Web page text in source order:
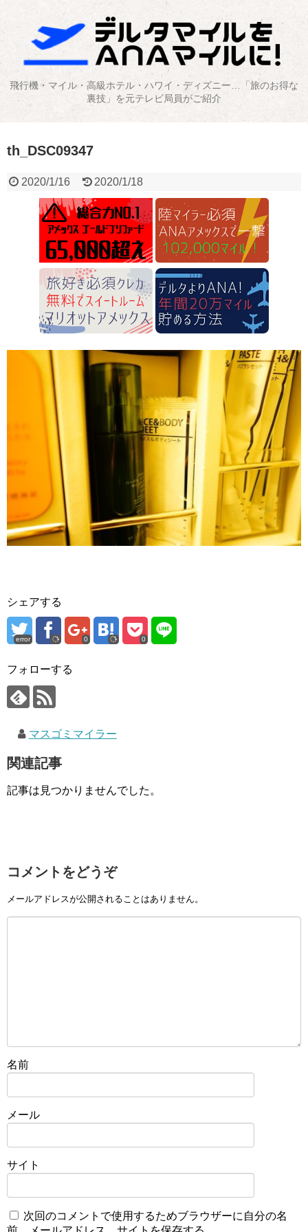
飛行機・マイル・高級ホテル・ハワイ・ディズニー…「旅のお得な
裏技」を元テレビ局員がご紹介
th_DSC09347
2020/1/16 2020/1/18
シェアする
error 0 0
フォローする
マスゴミマイラー
関連記事
記事は見つかりませんでした。
コメントをどうぞ
メールアドレスが公開されることはありません。
名前
メール
サイト
次回のコメントで使用するためブラウザーに自分の名